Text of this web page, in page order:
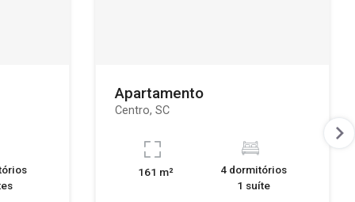
Apartamento
Centro, SC
161 m²
4 dormitórios
1 suíte